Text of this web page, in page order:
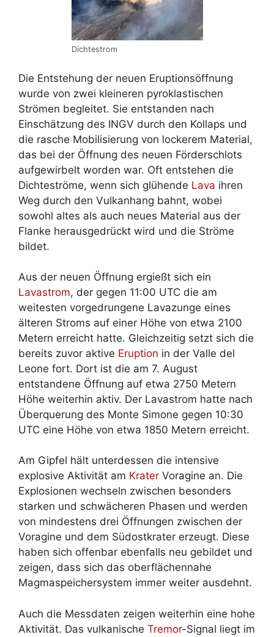
Dichtestrom
Die Entstehung der neuen Eruptionsöffnung
wurde von zwei kleineren pyroklastischen
Strömen begleitet. Sie entstanden nach
Einschätzung des INGV durch den Kollaps und
die rasche Mobilisierung von lockerem Material,
das bei der Öffnung des neuen Förderschlots
aufgewirbelt worden war. Oft entstehen die
Dichteströme, wenn sich glühende Lava ihren
Weg durch den Vulkanhang bahnt, wobei
sowohl altes als auch neues Material aus der
Flanke herausgedrückt wird und die Ströme
bildet.
Aus der neuen Öffnung ergießt sich ein
Lavastrom, der gegen 11:00 UTC die am
weitesten vorgedrungene Lavazunge eines
älteren Stroms auf einer Höhe von etwa 2100
Metern erreicht hatte. Gleichzeitig setzt sich die
bereits zuvor aktive Eruption in der Valle del
Leone fort. Dort ist die am 7. August
entstandene Öffnung auf etwa 2750 Metern
Höhe weiterhin aktiv. Der Lavastrom hatte nach
Überquerung des Monte Simone gegen 10:30
UTC eine Höhe von etwa 1850 Metern erreicht.
Am Gipfel hält unterdessen die intensive
explosive Aktivität am Krater Voragine an. Die
Explosionen wechseln zwischen besonders
starken und schwächeren Phasen und werden
von mindestens drei Öffnungen zwischen der
Voragine und dem Südostkrater erzeugt. Diese
haben sich offenbar ebenfalls neu gebildet und
zeigen, dass sich das oberflächennahe
Magmaspeichersystem immer weiter ausdehnt.
Auch die Messdaten zeigen weiterhin eine hohe
Aktivität. Das vulkanische Tremor-Signal liegt im